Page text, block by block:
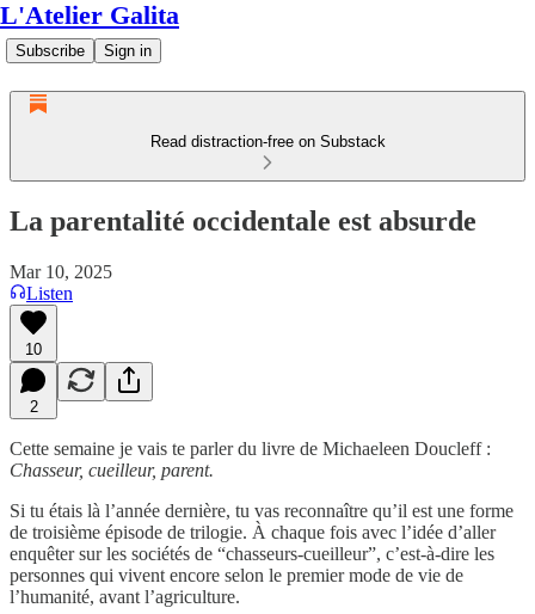
L'Atelier Galita
Subscribe Sign in
Read distraction-free on Substack
La parentalité occidentale est absurde
Mar 10, 2025
Listen
10
2
Cette semaine je vais te parler du livre de Michaeleen Doucleff :
Chasseur, cueilleur, parent.
Si tu étais là l’année dernière, tu vas reconnaître qu’il est une forme
de troisième épisode de trilogie. À chaque fois avec l’idée d’aller
enquêter sur les sociétés de “chasseurs-cueilleur”, c’est-à-dire les
personnes qui vivent encore selon le premier mode de vie de
l’humanité, avant l’agriculture.